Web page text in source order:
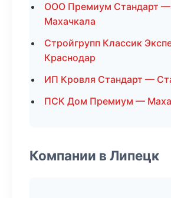
ООО Премиум Стандарт —
Махачкала
Стройгрупп Классик
Краснодар
ИП Кровля Стандарт —
ПСК Дом Премиум —
Компании в Липецк